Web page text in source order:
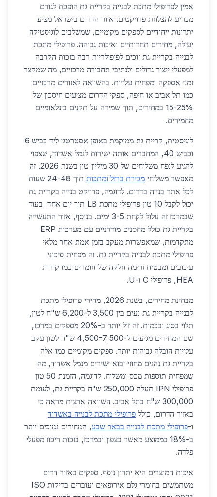
אמין לפרופילי מתכת לבנייה בקריית גת הופכת לגורם
מכריע להצלחת פרויקטים. אזור הדרום בישראל מציע
יתרונות ייחודיים לספקים מקומיים, שמשלבים לוגיסטיקה
יעילה, מחירים תחרותיים ואיכות גבוהה. פרופילי מתכת
לבנייה בקריית גת זוכים לפופולריות רבה בזכות הקרבה
למפעלי ייצור גדולים ולנתיבי תחבורה מרכזיים, מה שמקצר
זמני אספקה ומפחית עלויות. בהשוואה לאזורים מרכזיים
כמו תל אביב או חיפה, ספקי הדרום מציעים חיסכון של
15-25% במחירים, תוך שמירה על תקנים בינלאומיים
מחמירים.
לוגיסטית, קריית גת ממוקמת באופן אסטרטגי ליד כביש 6
וכביש 40, המחברים אותה ישירות לנמל אשדוד, שצפוי
להגיע לנפח משלוחים של 30 מיליון טון בשנת 2026. זה
מאפשר משלוחי מכירת ברזל ומתכות
תוך 24-48 שעות
לכל אתר בנייה בדרום. לדוגמה, פרויקט בנייה בקריית גת
יכול לקבל 10 טון פרופילי מתכת LB תוך יום אחד, בעוד
שבמרכז זה עלול לקחת 3-5 ימים. בנוסף, אזור התעשייה
בקריית גת כולל מחסנים מודרניים עם מערכות ERP
מתקדמות, שמאפשרות מעקב בזמן אמת אחר מלאי
פרופילי מתכת לבנייה בקריית גת. זה מפחית סיכוני
עיכובים ומבטיח זרימה חלקה של חומרים כמו קורות
HEA, פרופילי C ו-U.
מבחינת מחירים, בשנת 2026, מחירי פרופילי מתכת
לבנייה בקריית גת נעים בין 3,500 ל-6,200 ש"ח לטון,
תלוי בסוג ובכמות. זה זול יותר ב-20% מספקים במרכז,
שם המחירים מגיעים ל-4,500-7,500 ש"ח לטון עקב
עלויות הובלה גבוהות יותר. ספקים מקומיים כמו אלה
בקריית גת נהנים מחוזי יבוא ישירים מנמל אשדוד, מה
שמפחית תוספות מכס ומשלוח. לדוגמה, הזמנת 50 טון
פרופילי IPN תעלה 250,000 ש"ח בקריית גת, לעומת
300,000 ש"ח בתל אביב. השוואה ארצית מראה כי
באזור הדרום, כולל פרופילי מתכת לבנייה באשדוד
ו-פרופילי מתכת לבנייה בבאר שבע, המחירים נמוכים יותר
ב-18% בממוצע מאשר בצפון ובמרכז, בזכות ריכוז מפעלי
פלדה.
איכות המוצרים היא יתרון נוסף. ספקים באזור דרום
משתמשים בחומרי גלם אירופאים ועוברים בדיקות ISO